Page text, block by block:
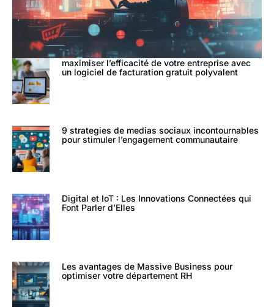
maximiser l’efficacité de votre entreprise avec
un logiciel de facturation gratuit polyvalent
9 strategies de medias sociaux incontournables
pour stimuler l’engagement communautaire
Digital et IoT : Les Innovations Connectées qui
Font Parler d’Elles
Les avantages de Massive Business pour
optimiser votre département RH